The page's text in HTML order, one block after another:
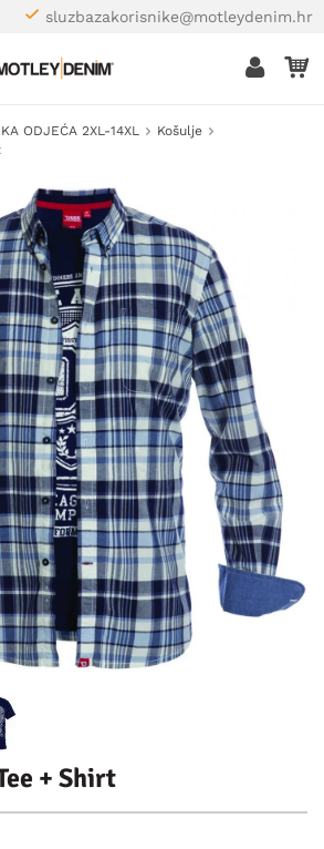
sluzbazakorisnike@motleydenim.hr
ODJEĆA 2XL-14XL
Košulje
+ Shirt